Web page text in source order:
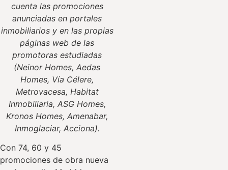
cuenta las promociones
anunciadas en portales
inmobiliarios y en las propias
páginas web de las
promotoras estudiadas
(Neinor Homes, Aedas
Homes, Vía Célere,
Metrovacesa, Habitat
Inmobiliaria, ASG Homes,
Kronos Homes, Amenabar,
Inmoglaciar, Acciona).
Con 74, 60 y 45
promociones de obra nueva